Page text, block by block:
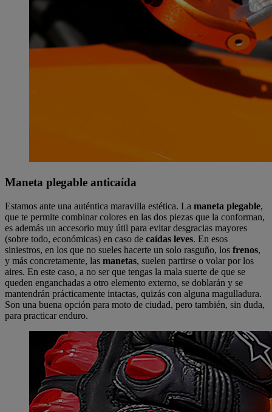
Maneta plegable anticaída
Estamos ante una auténtica maravilla estética. La maneta plegable,
que te permite combinar colores en las dos piezas que la conforman,
es además un accesorio muy útil para evitar desgracias mayores
(sobre todo, económicas) en caso de caídas leves. En esos
siniestros, en los que no sueles hacerte un solo rasguño, los frenos,
y más concretamente, las manetas, suelen partirse o volar por los
aires. En este caso, a no ser que tengas la mala suerte de que se
queden enganchadas a otro elemento externo, se doblarán y se
mantendrán prácticamente intactas, quizás con alguna magulladura.
Son una buena opción para moto de ciudad, pero también, sin duda,
para practicar enduro.